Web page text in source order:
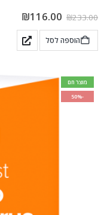
₪233.00
₪116.00
הוספה לסל
מוצר חם
-50%